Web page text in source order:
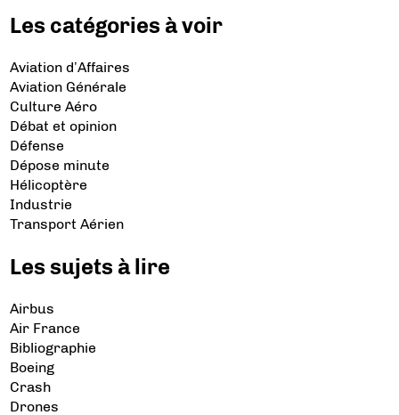
Les catégories à voir
Aviation d’Affaires
Aviation Générale
Culture Aéro
Débat et opinion
Défense
Dépose minute
Hélicoptère
Industrie
Transport Aérien
Les sujets à lire
Airbus
Air France
Bibliographie
Boeing
Crash
Drones